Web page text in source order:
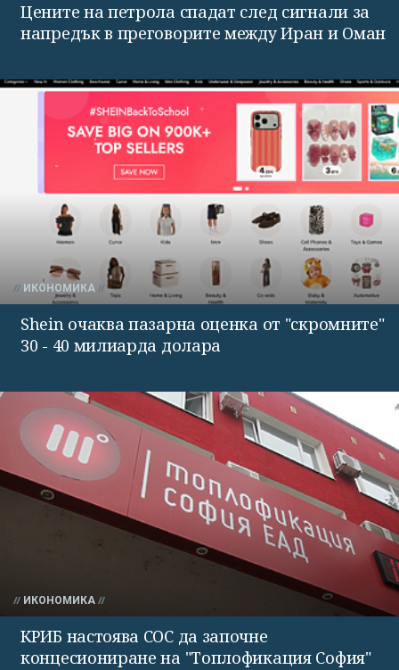
Цените на петрола спадат след сигнали за
напредък в преговорите между Иран и Оман
ИКОНОМИКА
Shein очаква пазарна оценка от "скромните"
30 - 40 милиарда долара
ИКОНОМИКА
КРИБ настоява СОС да започне
концесиониране на "Топлофикация София"